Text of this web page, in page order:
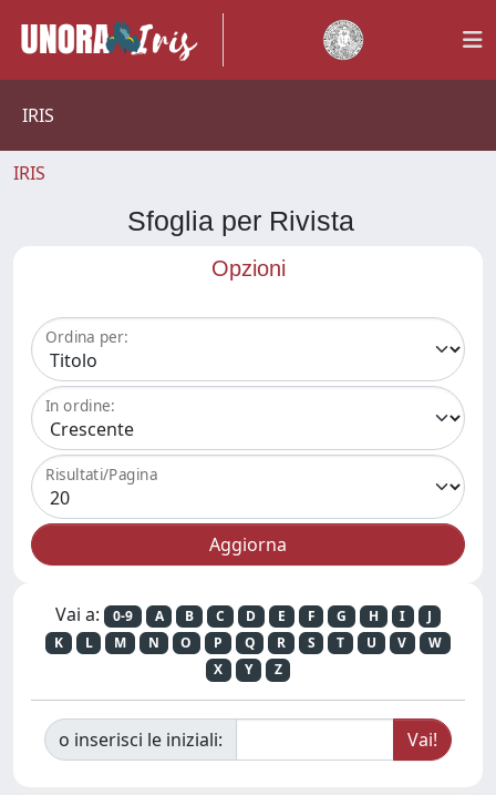
IRIS
IRIS
Sfoglia per Rivista
Opzioni
Ordina per:
In ordine:
Risultati/Pagina
Vai a: 0-9 A B C D E F G H I
J
K
L M N O P Q R S T U V
W
X
Y Z
o inserisci le iniziali: